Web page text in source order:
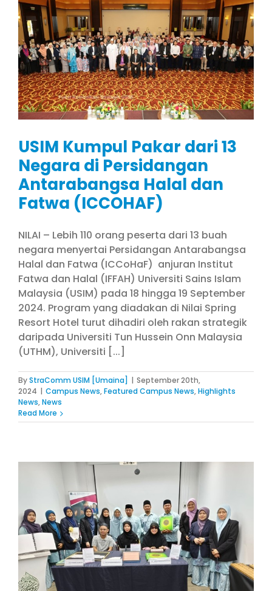
USIM Kumpul Pakar dari 13
Negara di Persidangan
Antarabangsa Halal dan
Fatwa (ICCOHAF)
NILAI – Lebih 110 orang peserta dari 13 buah
negara menyertai Persidangan Antarabangsa
Halal dan Fatwa (ICCoHaF) anjuran Institut
Fatwa dan Halal (IFFAH) Universiti Sains Islam
Malaysia (USIM) pada 18 hingga 19 September
2024. Program yang diadakan di Nilai Spring
Resort Hotel turut dihadiri oleh rakan strategik
daripada Universiti Tun Hussein Onn Malaysia
(UTHM), Universiti [...]
ByStraComm USIM [Umaina] | September 20th,
2024 | Campus News,Featured Campus News,Highlights
News,News
Read More